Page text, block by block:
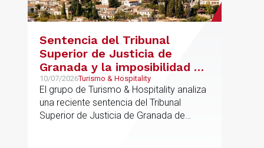
Sentencia del Tribunal
Superior de Justicia de
Granada y la imposibilidad de
Interpretar el Plan General
de Ordenación Urbana
(“PGOU”) para equiparar las
viviendas turísticas y los
10/07/2026Turismo & Hospitality
El grupo de Turismo & Hospitality analiza
una reciente sentencia del Tribunal
Superior de Justicia de Granada de